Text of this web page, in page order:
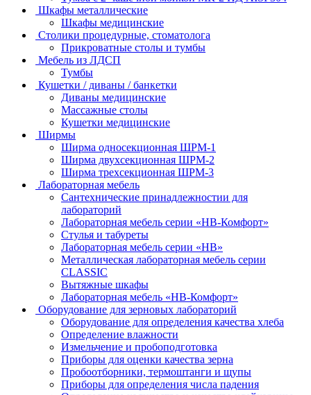
Шкафы металлические
Шкафы медицинские
Столики процедурные, стоматолога
Прикроватные столы и тумбы
Мебель из ЛДСП
Тумбы
Кушетки / диваны / банкетки
Диваны медицинские
Массажные столы
Кушетки медицинские
Ширмы
Ширма односекционная ШРМ-1
Ширма двухсекционная ШРМ-2
Ширма трехсекционная ШРМ-3
Лабораторная мебель
Сантехнические принадлежностии для
лабораторий
Лабораторная мебель серии «НВ-Комфорт»
Стулья и табуреты
Лабораторная мебель серии «НВ»
Металлическая лабораторная мебель серии
CLASSIC
Вытяжные шкафы
Лабораторная мебель «НВ-Комфорт»
Оборудование для зерновых лабораторий
Оборудование для определения качества хлеба
Определение влажности
Измельчение и пробоподготовка
Приборы для оценки качества зерна
Пробоотборники, термоштанги и щупы
Приборы для определения числа падения